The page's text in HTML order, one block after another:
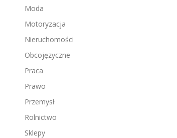
Moda
Motoryzacja
Nieruchomości
Obcojęzyczne
Praca
Prawo
Przemysł
Rolnictwo
Sklepy